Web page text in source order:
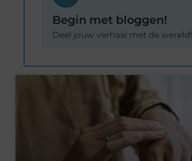
Begin met bloggen!
Deel jouw verhaal met de wereld!